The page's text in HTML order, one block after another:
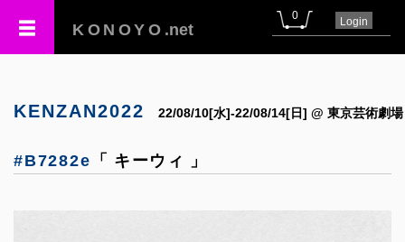
KONOYO .net
0 Login
KENZAN2022 22/08/10[水]-22/08/14[日] @ 東京芸術劇場
#B7282e 「 キーウィ 」